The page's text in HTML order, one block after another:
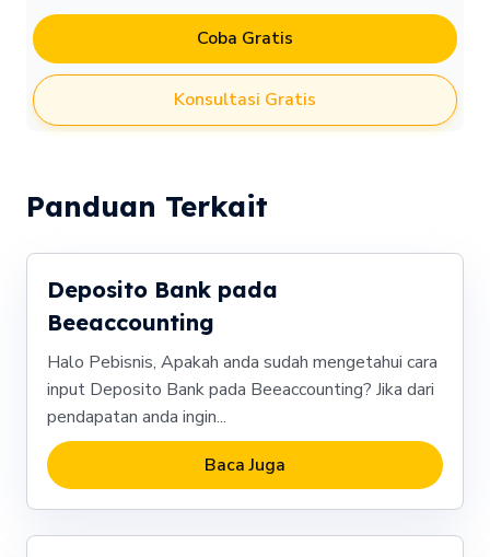
Coba Gratis
Konsultasi Gratis
Panduan Terkait
Deposito Bank pada
Beeaccounting
Halo Pebisnis, Apakah anda sudah mengetahui cara
input Deposito Bank pada Beeaccounting? Jika dari
pendapatan anda ingin...
Baca Juga